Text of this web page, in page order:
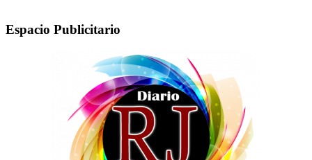
Espacio Publicitario